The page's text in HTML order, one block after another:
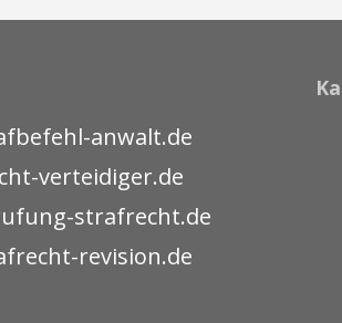
anwalt.de
verteidiger.de
strafrecht.de
revision.de